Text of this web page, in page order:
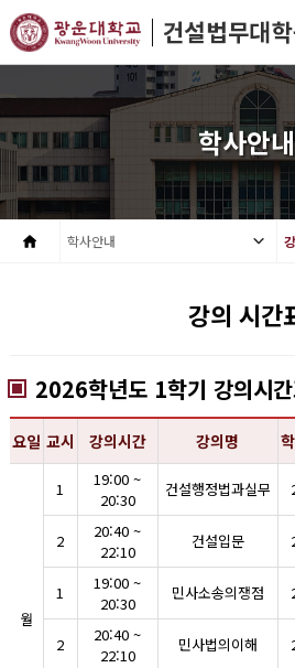
학사안내
학사안내
강의 시간
2026학년도 1학기 강의시
요일 교시 강의시간 강의명
월
1
19:00 ~
20:30
건설행정법과실무
2
20:40 ~
22:10
건설입문
1
19:00 ~
20:30
민사소송의쟁점
2
20:40 ~
22:10
민사법의이해